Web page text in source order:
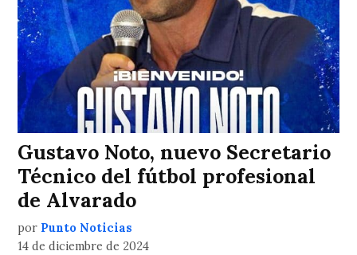
Gustavo Noto, nuevo Secretario
Técnico del fútbol profesional
de Alvarado
por Punto Noticias
14 de diciembre de 2024